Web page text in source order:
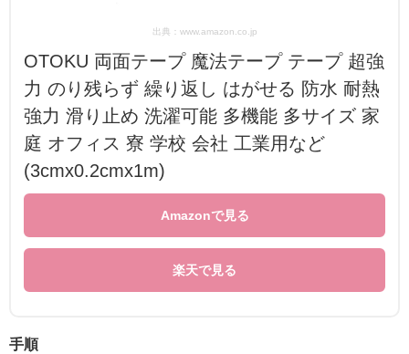
出典：www.amazon.co.jp
OTOKU 両面テープ 魔法テープ テープ 超強
力 のり残らず 繰り返し はがせる 防水 耐熱
強力 滑り止め 洗濯可能 多機能 多サイズ 家
庭 オフィス 寮 学校 会社 工業用など
(3cmx0.2cmx1m)
Amazonで見る
楽天で見る
手順